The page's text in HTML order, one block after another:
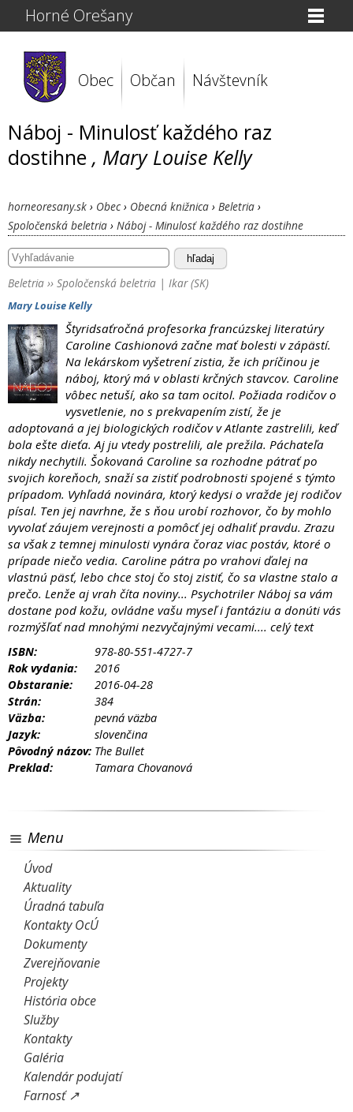
Horné Orešany
Obec Občan Návštevník
Náboj - Minulosť každého raz
dostihne , Mary Louise Kelly
horneoresany.sk › Obec› Obecná knižnica › Beletria ›
Spoločenská beletria › Náboj - Minulosť každého raz dostihne
hľadaj
Beletria ›› Spoločenská beletria | Ikar (SK)
Mary Louise Kelly
Štyridsaťročná profesorka francúzskej literatúry
Caroline Cashionová začne mať bolesti v zápästí.
Na lekárskom vyšetrení zistia, že ich príčinou je
náboj, ktorý má v oblasti krčných stavcov. Caroline
vôbec netuší, ako sa tam ocitol. Požiada rodičov o
vysvetlenie, no s prekvapením zistí, že je
adoptovaná a jej biologických rodičov v Atlante zastrelili, keď
bola ešte dieťa. Aj ju vtedy postrelili, ale prežila. Páchateľa
nikdy nechytili. Šokovaná Caroline sa rozhodne pátrať po
svojich koreňoch, snaží sa zistiť podrobnosti spojené s týmto
prípadom. Vyhľadá novinára, ktorý kedysi o vražde jej rodičov
písal. Ten jej navrhne, že s ňou urobí rozhovor, čo by mohlo
vyvolať záujem verejnosti a pomôcť jej odhaliť pravdu. Zrazu
sa však z temnej minulosti vynára čoraz viac postáv, ktoré o
prípade niečo vedia. Caroline pátra po vrahovi ďalej na
vlastnú päsť, lebo chce stoj čo stoj zistiť, čo sa vlastne stalo a
prečo. Lenže aj vrah číta noviny... Psychotriler Náboj sa vám
dostane pod kožu, ovládne vašu myseľ i fantáziu a donúti vás
rozmýšľať nad mnohými nezvyčajnými vecami.... celý text
ISBN:
978-80-551-4727-7
Rok vydania:
2016
Obstaranie:
2016-04-28
Strán:
384
Väzba:
pevná väzba
Jazyk:
slovenčina
Pôvodný názov: The Bullet
Preklad:
Tamara Chovanová
Menu
Úvod
Aktuality
Úradná tabuľa
Kontakty OcÚ
Dokumenty
Zverejňovanie
Projekty
História obce
Služby
Kontakty
Galéria
Kalendár podujatí
Farnosť ↗